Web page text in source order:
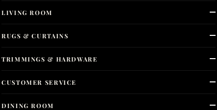
LIVING ROOM
DINING ROOM
RUGS & CURTAINS
TRIMMINGS & HARDWARE
CUSTOMER SERVICE